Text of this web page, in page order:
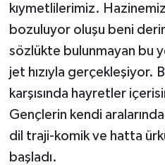
kıymetlilerimiz.
bozuluyor oluşu beni
sözlükte bulunmayan bu
jet hızıyla gerçekleşiyor.
karşısında hayretler
Gençlerin kendi
dil traji-komik ve hatta
başladı.
Vasıta
Yaşam